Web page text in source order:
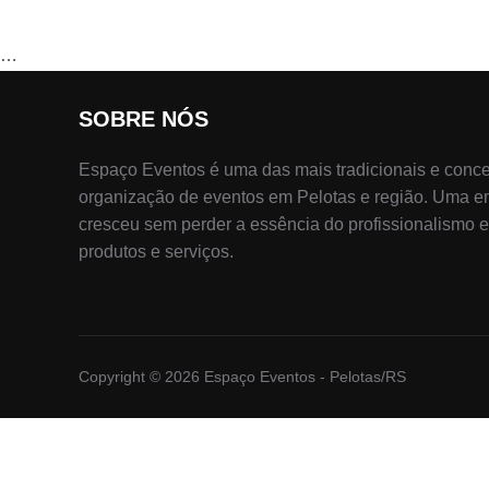
…
SOBRE NÓS
Espaço Eventos é uma das mais tradicionais e
organização de eventos em Pelotas e região. Uma
cresceu sem perder a essência do profissionalismo
produtos e serviços.
Copyright © 2026 Espaço Eventos - Pelotas/RS